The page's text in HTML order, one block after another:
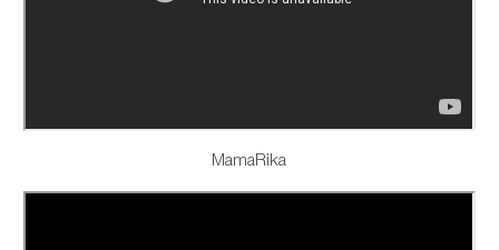
MamaRika